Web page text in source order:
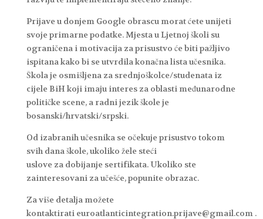
Prijave u donjem Google obrascu morat ćete unijeti
svoje primarne podatke. Mjesta u Ljetnoj školi su
ograničena i motivacija za prisustvo će biti pažljivo
ispitana kako bi se utvrdila konačna lista učesnika.
Škola je osmišljena za srednjoškolce/studenata iz
cijele BiH koji imaju interes za oblasti međunarodne
političke scene, a radni jezik škole je
bosanski/hrvatski/srpski.
Od izabranih učesnika se očekuje prisustvo tokom
svih dana škole, ukoliko žele steći
uslove za dobijanje sertifikata. Ukoliko ste
zainteresovani za učešće, popunite obrazac.
Za više detalja možete
kontaktirati euroatlanticintegration.prijave@gmail.com .